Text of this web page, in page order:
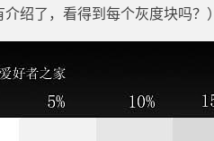
介绍了，看得到每个灰度块吗？